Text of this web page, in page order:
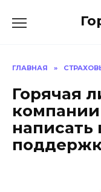
ГЛАВНАЯ »
Горячая
написать